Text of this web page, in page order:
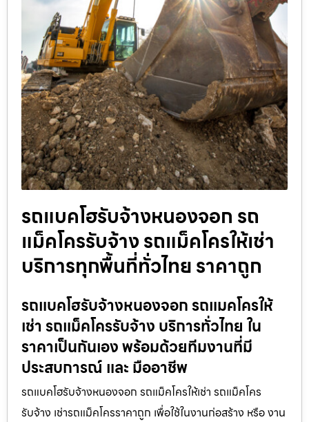
รถแบคโฮรับจ้างหนองจอก รถ
แม็คโครรับจ้าง รถแม็คโครให้เช่า
บริการทุกพื้นที่ทั่วไทย ราคาถูก
รถแบคโฮรับจ้างหนองจอก รถแมคโครให้
เช่า รถแม็คโครรับจ้าง บริการทั่วไทย ใน
ราคาเป็นกันเอง พร้อมด้วยทีมงานที่มี
ประสบการณ์ และ มืออาชีพ
รถแบคโฮรับจ้างหนองจอก รถแม็คโครให้เช่า รถแม็คโคร
รับจ้าง เช่ารถแม็คโครราคาถูก เพื่อใช้ในงานก่อสร้าง หรือ งาน